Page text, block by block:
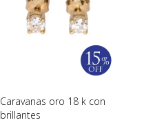
Caravanas oro 18 k con
brillantes